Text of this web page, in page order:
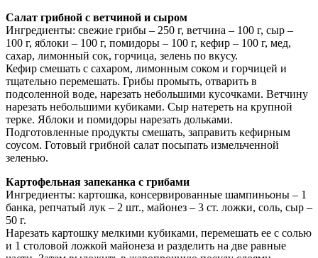
Салат грибной с ветчиной и сыром
Ингредиенты: свежие грибы – 250 г, ветчина – 100 г, сыр –
100 г, яблоки – 100 г, помидоры – 100 г, кефир – 100 г, мед,
сахар, лимонный сок, горчица, зелень по вкусу.
Кефир смешать с сахаром, лимонным соком и горчицей и
тщательно перемешать. Грибы промыть, отварить в
подсоленной воде, нарезать небольшими кусочками. Ветчину
нарезать небольшими кубиками. Сыр натереть на крупной
терке. Яблоки и помидоры нарезать дольками.
Подготовленные продукты смешать, заправить кефирным
соусом. Готовый грибной салат посыпать измельченной
зеленью.
Картофельная запеканка с грибами
Ингредиенты: картошка, консервированные шампиньоны – 1
банка, репчатый лук – 2 шт., майонез – 3 ст. ложки, соль, сыр –
50 г.
Нарезать картошку мелкими кубиками, перемешать ее с солью
и 1 столовой ложкой майонеза и разделить на две равные